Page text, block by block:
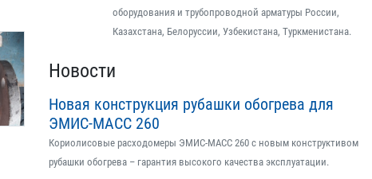
оборудования и трубопроводной арматуры России,
Казахстана, Белоруссии, Узбекистана, Туркменистана.
Новости
Новая конструкция рубашки обогрева для
ЭМИС-МАСС 260
Кориолисовые расходомеры ЭМИС-МАСС 260 с новым конструктивом
рубашки обогрева – гарантия высокого качества эксплуатации.